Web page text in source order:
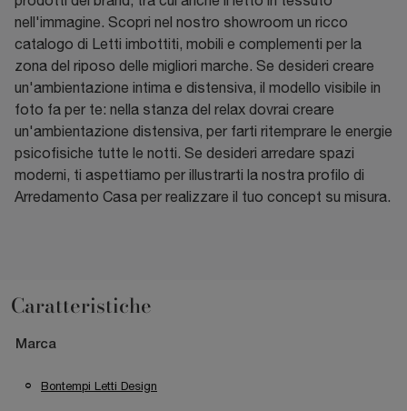
nell'immagine. Scopri nel nostro showroom un ricco
catalogo di Letti imbottiti, mobili e complementi per la
zona del riposo delle migliori marche. Se desideri creare
un'ambientazione intima e distensiva, il modello visibile in
foto fa per te: nella stanza del relax dovrai creare
un'ambientazione distensiva, per farti ritemprare le energie
psicofisiche tutte le notti. Se desideri arredare spazi
moderni, ti aspettiamo per illustrarti la nostra profilo di
Arredamento Casa per realizzare il tuo concept su misura.
Caratteristiche
Marca
Bontempi Letti Design